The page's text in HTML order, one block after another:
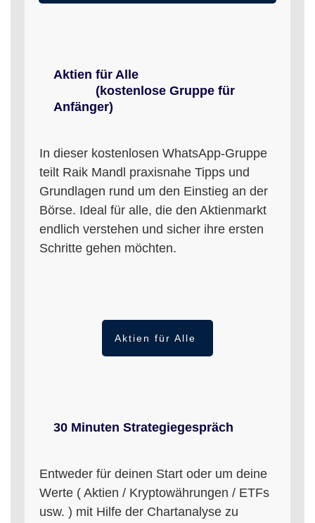
Aktien für Alle
(kostenlose Gruppe für
Anfänger)
In dieser kostenlosen WhatsApp-Gruppe
teilt Raik Mandl praxisnahe Tipps und
Grundlagen rund um den Einstieg an der
Börse. Ideal für alle, die den Aktienmarkt
endlich verstehen und sicher ihre ersten
Schritte gehen möchten.
Aktien für Alle
30 Minuten Strategiegespräch
Entweder für deinen Start oder um deine
Werte ( Aktien / Kryptowährungen / ETFs
usw. ) mit Hilfe der Chartanalyse zu